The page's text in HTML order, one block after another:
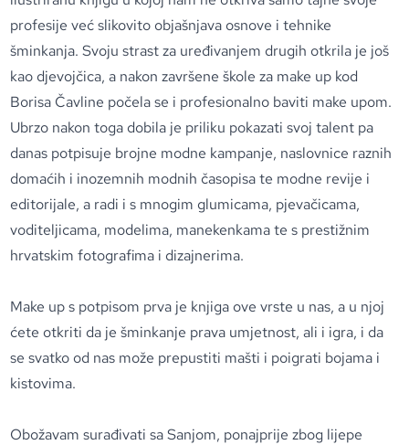
profesije već slikovito objašnjava osnove i tehnike
šminkanja. Svoju strast za uređivanjem drugih otkrila je još
kao djevojčica, a nakon završene škole za make up kod
Borisa Čavline počela se i profesionalno baviti make upom.
Ubrzo nakon toga dobila je priliku pokazati svoj talent pa
danas potpisuje brojne modne kampanje, naslovnice raznih
domaćih i inozemnih modnih časopisa te modne revije i
editorijale, a radi i s mnogim glumicama, pjevačicama,
voditeljicama, modelima, manekenkama te s prestižnim
hrvatskim fotografima i dizajnerima.
Make up s potpisom prva je knjiga ove vrste u nas, a u njoj
ćete otkriti da je šminkanje prava umjetnost, ali i igra, i da
se svatko od nas može prepustiti mašti i poigrati bojama i
kistovima.
Obožavam surađivati sa Sanjom, ponajprije zbog lijepe